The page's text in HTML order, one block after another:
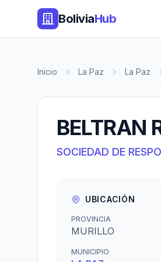
BoliviaHub
Inicio La Paz La Paz
BELTRAN
SOCIEDAD DE
UBICACIÓN
PROVINCIA
MURILLO
MUNICIPIO